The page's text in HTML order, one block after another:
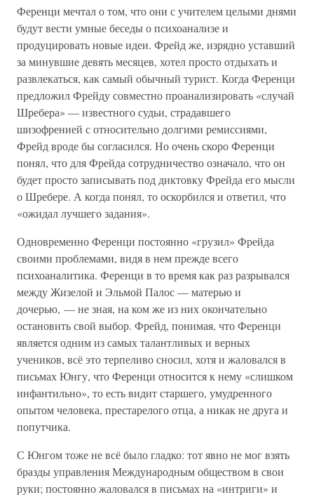
Ференци мечтал о том, что они с учителем целыми днями
будут вести умные беседы о психоанализе и
продуцировать новые идеи. Фрейд же, изрядно уставший
за минувшие девять месяцев, хотел просто отдыхать и
развлекаться, как самый обычный турист. Когда Ференци
предложил Фрейду совместно проанализировать «случай
Шребера» — известного судьи, страдавшего
шизофренией с относительно долгими ремиссиями,
Фрейд вроде бы согласился. Но очень скоро Ференци
понял, что для Фрейда сотрудничество означало, что он
будет просто записывать под диктовку Фрейда его мысли
о Шребере. А когда понял, то оскорбился и ответил, что
«ожидал лучшего задания».
Одновременно Ференци постоянно «грузил» Фрейда
своими проблемами, видя в нем прежде всего
психоаналитика. Ференци в то время как раз разрывался
между Жизелой и Эльмой Палос — матерью и
дочерью, — не зная, на ком же из них окончательно
остановить свой выбор. Фрейд, понимая, что Ференци
является одним из самых талантливых и верных
учеников, всё это терпеливо сносил, хотя и жаловался в
письмах Юнгу, что Ференци относится к нему «слишком
инфантильно», то есть видит старшего, умудренного
опытом человека, престарелого отца, а никак не друга и
попутчика.
С Юнгом тоже не всё было гладко: тот явно не мог взять
бразды управления Международным обществом в свои
руки; постоянно жаловался в письмах на «интриги» и